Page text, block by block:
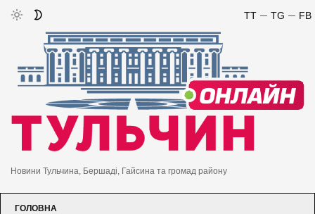
FB
TG
TT
Новини Тульчина, Бершаді, Гайсина та громад району
ГОЛОВНА